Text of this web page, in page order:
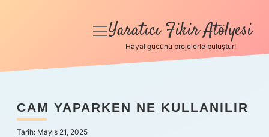
Anasayfa
Yasal Uyarı
menüyü
Yaratıcı Fikir Atölyesi
Hayal gücünü projelerle buluştur!
CAM YAPARKEN NE KULLANILIR
Tarih: Mayıs 21, 2025